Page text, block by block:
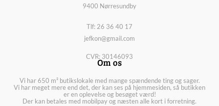
9400 Nørresundby
Tlf: 26 36 40 17
jefkon@gmail.com
CVR: 30146093
Om os
Vi har 650 m² butikslokale med mange spændende ting og sager.
Vi har meget mere end det, der kan ses på hjemmesiden, så butikken
er en oplevelse og besøget værd!
Der kan betales med mobilpay og næsten alle kort i forretning.